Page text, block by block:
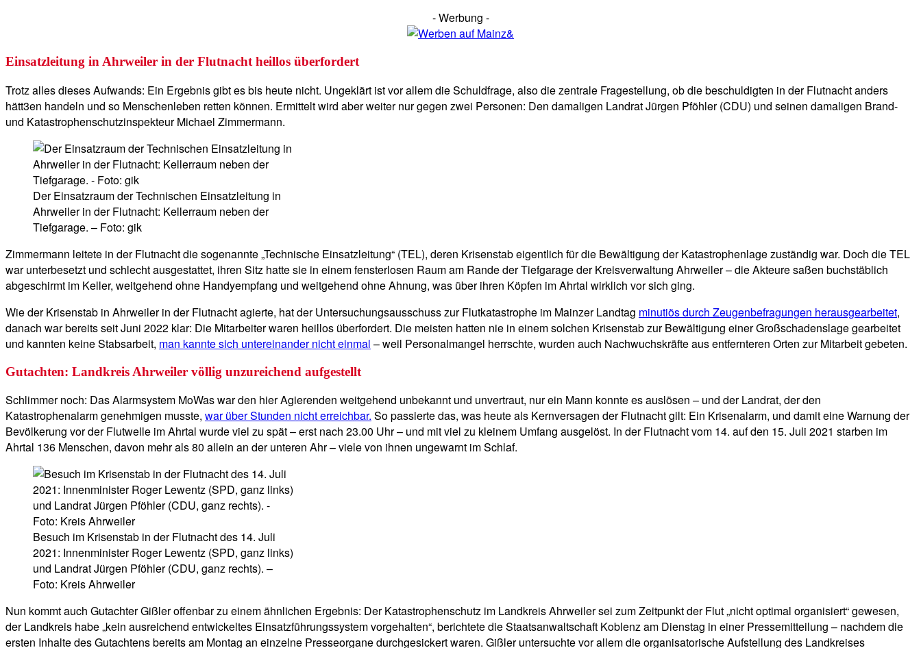
- Werbung -
Einsatzleitung in Ahrweiler in der Flutnacht heillos überfordert
Trotz alles dieses Aufwands: Ein Ergebnis gibt es bis heute nicht. Ungeklärt ist vor allem die Schuldfrage, also die zentrale Fragestellung, ob die beschuldigten in der Flutnacht anders
hätt3en handeln und so Menschenleben retten können. Ermittelt wird aber weiter nur gegen zwei Personen: Den damaligen Landrat Jürgen Pföhler (CDU) und seinen damaligen Brand-
und Katastrophenschutzinspekteur Michael Zimmermann.
Der Einsatzraum der Technischen Einsatzleitung in
Ahrweiler in der Flutnacht: Kellerraum neben der
Tiefgarage. – Foto: gik
Zimmermann leitete in der Flutnacht die sogenannte „Technische Einsatzleitung“ (TEL), deren Krisenstab eigentlich für die Bewältigung der Katastrophenlage zuständig war. Doch die TEL
war unterbesetzt und schlecht ausgestattet, ihren Sitz hatte sie in einem fensterlosen Raum am Rande der Tiefgarage der Kreisverwaltung Ahrweiler – die Akteure saßen buchstäblich
abgeschirmt im Keller, weitgehend ohne Handyempfang und weitgehend ohne Ahnung, was über ihren Köpfen im Ahrtal wirklich vor sich ging.
Wie der Krisenstab in Ahrweiler in der Flutnacht agierte, hat der Untersuchungsausschuss zur Flutkatastrophe im Mainzer Landtag minutiös durch Zeugenbefragungen herausgearbeitet,
danach war bereits seit Juni 2022 klar: Die Mitarbeiter waren heillos überfordert. Die meisten hatten nie in einem solchen Krisenstab zur Bewältigung einer Großschadenslage gearbeitet
und kannten keine Stabsarbeit, man kannte sich untereinander nicht einmal – weil Personalmangel herrschte, wurden auch Nachwuchskräfte aus entfernteren Orten zur Mitarbeit gebeten.
Gutachten: Landkreis Ahrweiler völlig unzureichend aufgestellt
Schlimmer noch: Das Alarmsystem MoWas war den hier Agierenden weitgehend unbekannt und unvertraut, nur ein Mann konnte es auslösen – und der Landrat, der den
Katastrophenalarm genehmigen musste, war über Stunden nicht erreichbar. So passierte das, was heute als Kernversagen der Flutnacht gilt: Ein Krisenalarm, und damit eine Warnung der
Bevölkerung vor der Flutwelle im Ahrtal wurde viel zu spät – erst nach 23.00 Uhr – und mit viel zu kleinem Umfang ausgelöst. In der Flutnacht vom 14. auf den 15. Juli 2021 starben im
Ahrtal 136 Menschen, davon mehr als 80 allein an der unteren Ahr – viele von ihnen ungewarnt im Schlaf.
Besuch im Krisenstab in der Flutnacht des 14. Juli
2021: Innenminister Roger Lewentz (SPD, ganz links)
und Landrat Jürgen Pföhler (CDU, ganz rechts). –
Foto: Kreis Ahrweiler
Nun kommt auch Gutachter Gißler offenbar zu einem ähnlichen Ergebnis: Der Katastrophenschutz im Landkreis Ahrweiler sei zum Zeitpunkt der Flut „nicht optimal organisiert“ gewesen,
der Landkreis habe „kein ausreichend entwickeltes Einsatzführungssystem vorgehalten“, berichtete die Staatsanwaltschaft Koblenz am Dienstag in einer Pressemitteilung – nachdem die
ersten Inhalte des Gutachtens bereits am Montag an einzelne Presseorgane durchgesickert waren. Gißler untersuchte vor allem die organisatorische Aufstellung des Landkreises